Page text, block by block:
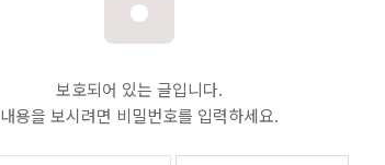
보호되어 있는 글입니다.
내용을 보시려면 비밀번호를 입력하세요.